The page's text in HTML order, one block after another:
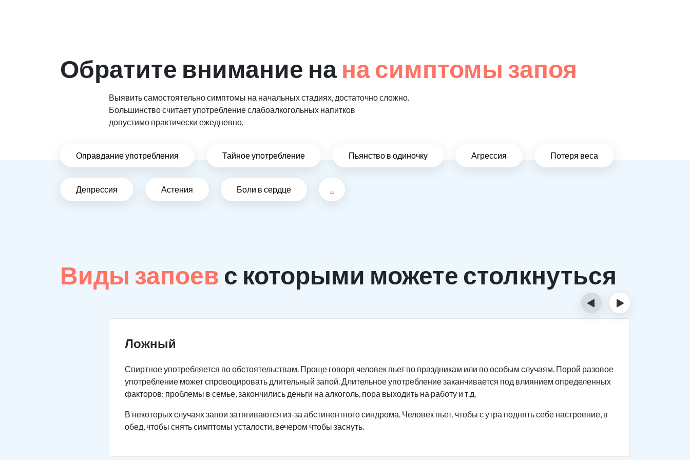
Обратите внимание на на симптомы запоя
Выявить самостоятельно симптомы на начальных стадиях, достаточно сложно.
Большинство считает употребление слабоалкогольных напитков
допустимо практически ежедневно.
Оправдание употребления Тайное употребление Пьянство в одиночку Агрессия Потеря веса
Депрессия Астения Боли в сердце ...
Виды запоев с которыми можете столкнуться
Ложный
Спиртное употребляется по обстоятельствам. Проще говоря человек пьет по праздникам или по особым случаям. Порой разовое
употребление может спровоцировать длительный запой. Длительное употребление заканчивается под влиянием определенных
факторов: проблемы в семье, закончились деньги на алкоголь, пора выходить на работу и т.д.
В некоторых случаях запои затягиваются из-за абстинентного синдрома. Человек пьет, чтобы с утра поднять себе настроение, в
обед, чтобы снять симптомы усталости, вечером чтобы заснуть.
‹ ›